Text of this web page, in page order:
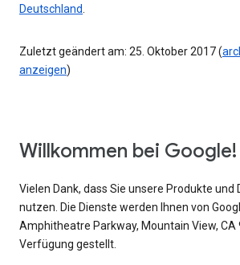
Deutschland.
Zuletzt geändert am: 25. Oktober 2017 (
anzeigen)
Willkommen bei Google!
Vielen Dank, dass Sie unsere Produkte und
nutzen. Die Dienste werden Ihnen von
Amphitheatre Parkway, Mountain View, CA
Verfügung gestellt.